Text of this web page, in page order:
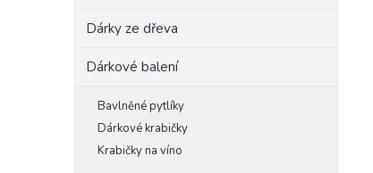
Dárky ze dřeva
Dárkové balení
Bavlněné pytlíky
Dárkové krabičky
Krabičky na víno